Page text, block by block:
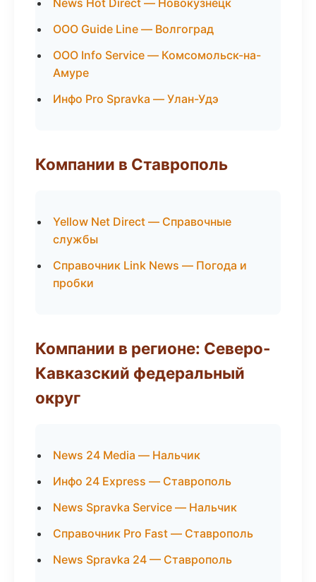
News Hot Direct — Новокузнецк
ООО Guide Line — Волгоград
ООО Info Service — Комсомольск-на-
Амуре
Инфо Pro Spravka — Улан-Удэ
Компании в Ставрополь
Yellow Net Direct — Справочные
службы
Справочник Link News — Погода и
пробки
Компании в регионе: Северо-
Кавказский федеральный
округ
News 24 Media — Нальчик
Инфо 24 Express — Ставрополь
News Spravka Service — Нальчик
Справочник Pro Fast — Ставрополь
News Spravka 24 — Ставрополь